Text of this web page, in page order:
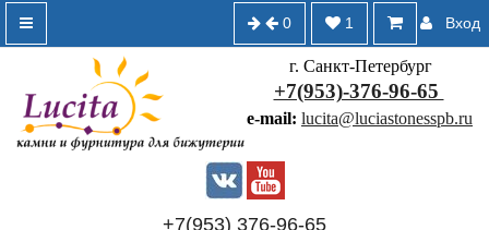
Вход
1
0
г. Санкт-Петербург
+7(953)-376-96-65
e-mail: lucita@luciastonesspb.ru
+7(953) 376-96-65